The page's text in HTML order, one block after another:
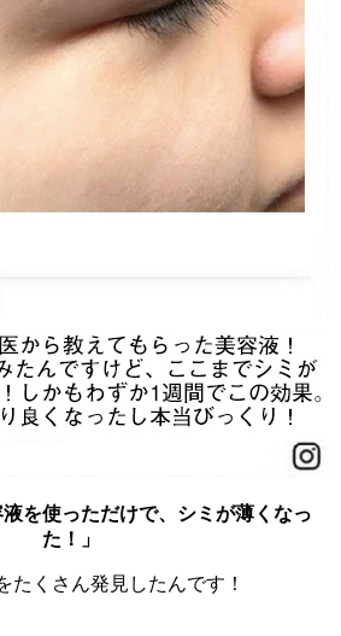
を使っただけで、シミが薄くなっ
た！」
たくさん発見したんです！